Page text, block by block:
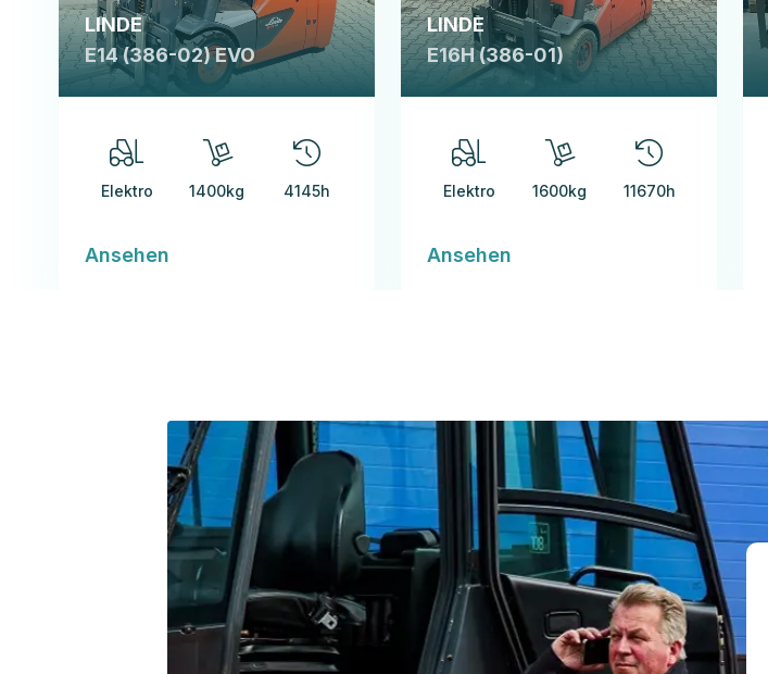
LINDE
E14 (386-02) EVO
Elektro 1400kg 4145h
Ansehen
LINDE
E16H (386-01)
Elektro 1600kg 11670h
Ansehen